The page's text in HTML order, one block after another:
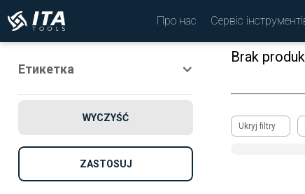
Про нас Сервіс
Етикетка
Новий
просування по службі
WYCZYŚĆ
ZASTOSUJ
Brak
Ukryj filtry